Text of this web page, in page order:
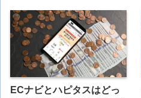
ECナビとハピタスはどっ